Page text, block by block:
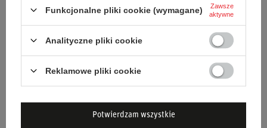
Homologacja FIA 8853-2016
Materiał Poliester
Liczba punktów 6-punktowe
Funkcjonalne pliki cookie (wymagane)
Zawsze
aktywne
Analityczne pliki cookie
Reklamowe pliki cookie
Potwierdzam wszystkie